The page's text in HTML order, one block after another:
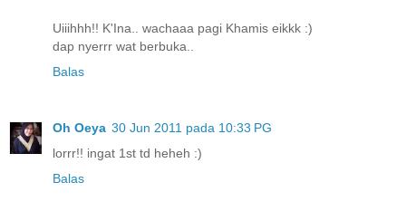
Uiiihhh!! K'Ina.. wachaaa pagi Khamis eikkk :)
dap nyerrr wat berbuka..
Balas
Oh Oeya 30 Jun 2011 pada 10:33 PG
lorrr!! ingat 1st td heheh :)
Balas